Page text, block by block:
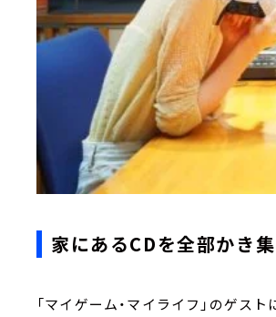
家にあるCDを全部かき
「マイゲーム・マイライフ」のゲス